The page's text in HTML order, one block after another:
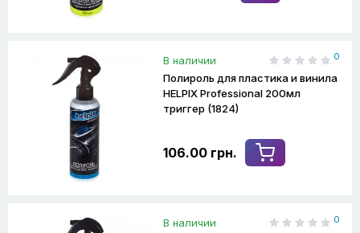
В наличии 0
Полироль для пластика и винила
HELPIX Professional 200мл
триггер (1824)
106.00 грн.
В наличии 0